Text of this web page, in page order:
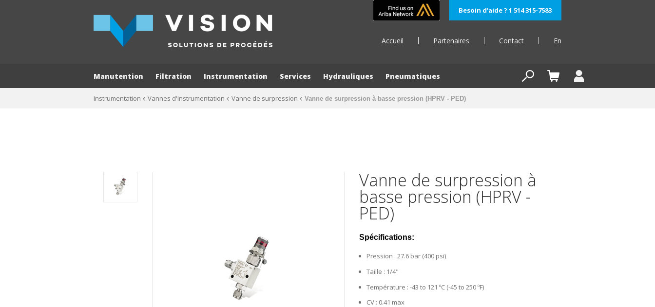
Besoin d'aide ? 1 514 315-7583
Accueil Partenaires Contact En
Manutention Filtration Instrumentation Services Hydrauliques Pneumatiques
Instrumentation Vannes d'Instrumentation Vanne de surpression Vanne de surpression à basse pression (HPRV - PED)
Vanne de surpression à
basse pression (HPRV -
PED)
Spécifications:
Pression : 27.6 bar (400 psi)
Taille : 1/4"
Température : -43 to 121 ºC (-45 to 250 ºF)
CV : 0.41 max